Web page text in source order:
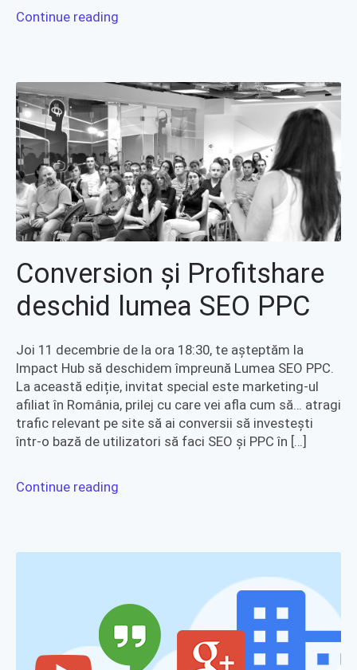
Continue reading
Conversion și Profitshare
deschid lumea SEO PPC
Joi 11 decembrie de la ora 18:30, te așteptăm la
Impact Hub să deschidem împreună Lumea SEO PPC.
La această ediție, invitat special este marketing-ul
afiliat în România, prilej cu care vei afla cum să… atragi
trafic relevant pe site să ai conversii să investești
într-o bază de utilizatori să faci SEO și PPC în […]
Continue reading